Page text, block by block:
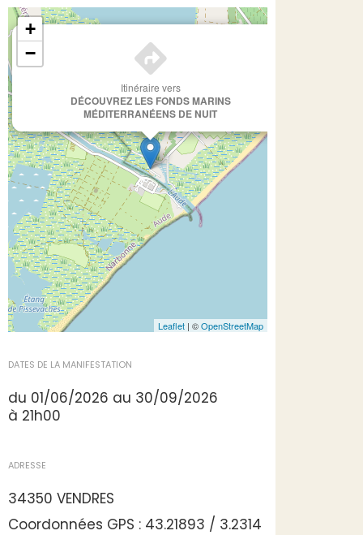
Itinéraire vers
DÉCOUVREZ LES FONDS MARINS
MÉDITERRANÉENS DE NUIT
+
−
Leaflet | ©OpenStreetMap
DATES DE LA MANIFESTATION
du 01/06/2026 au 30/09/2026
à 21h00
ADRESSE
34350 VENDRES
Coordonnées GPS : 43.21893 / 3.2314